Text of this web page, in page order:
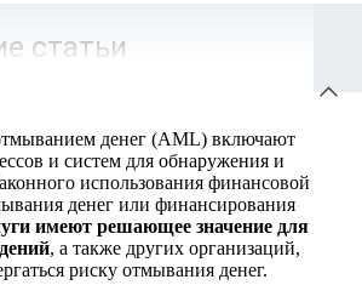
статьи
денег (AML) включают
и систем для обнаружения и
использования финансовой
денег или финансирования
имеют решающее значение для
, а также других организаций,
риску отмывания денег.